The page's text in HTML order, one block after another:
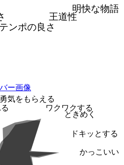
明快な物語
王道性
テンポの良さ
勇気をもらえる
ワクワクする
ときめく
ドキッとする
かっこいい